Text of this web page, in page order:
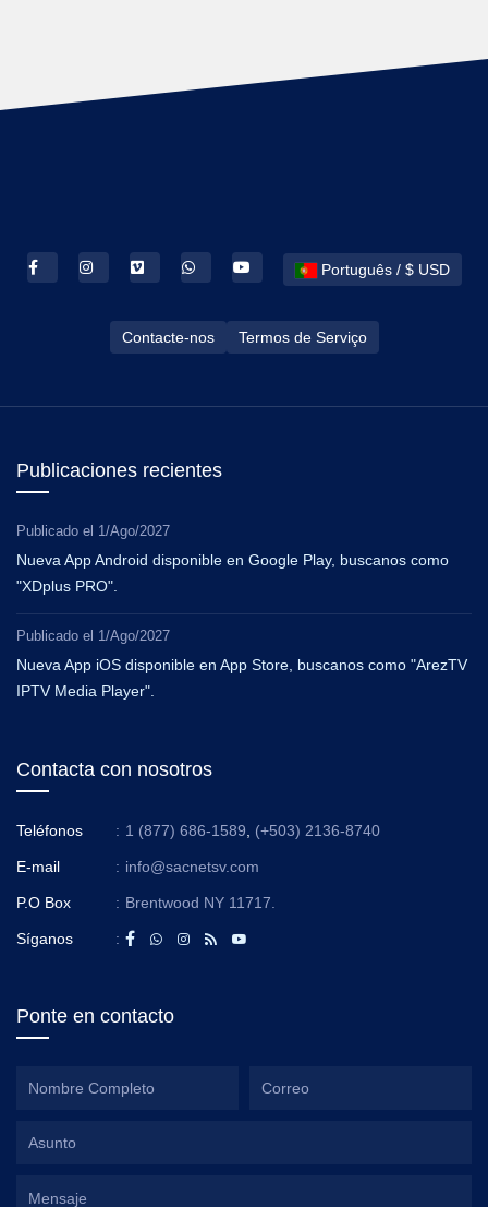
Português / $ USD
Contacte-nos Termos de Serviço
Publicaciones recientes
Publicado el 1/Ago/2027
Nueva App Android disponible en Google Play, buscanos como
"XDplus PRO".
Publicado el 1/Ago/2027
Nueva App iOS disponible en App Store, buscanos como "ArezTV
IPTV Media Player".
Contacta con nosotros
Teléfonos : 1 (877) 686-1589 (+503) 2136-8740
E-mail : info@sacnetsv.com
P.O Box : Brentwood NY 11717.
Síganos :
Ponte en contacto